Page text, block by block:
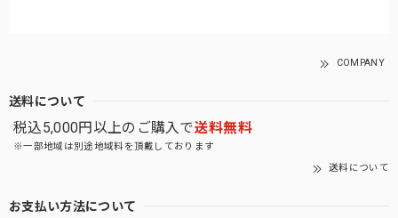
COMPANY
送料について
税込5,000円以上のご購入で送料無料
※一部地域は別途地域料を頂戴しております
送料について
お支払い方法について